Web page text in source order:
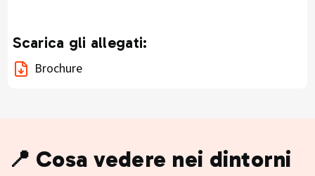
Scarica gli allegati:
Brochure
📍 Cosa vedere nei dintorni